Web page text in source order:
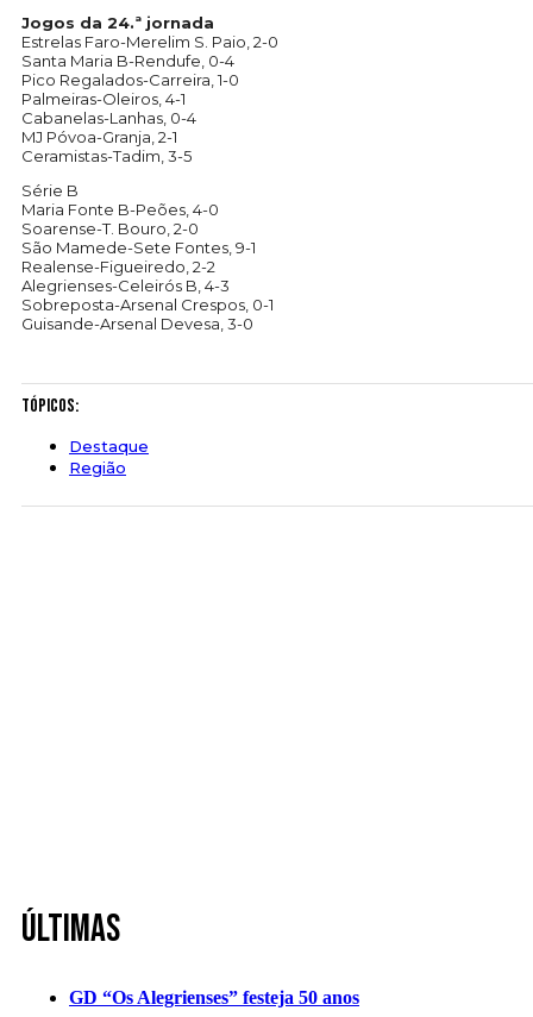
Jogos da 24.ª jornada
Estrelas Faro-Merelim S. Paio, 2-0
Santa Maria B-Rendufe, 0-4
Pico Regalados-Carreira, 1-0
Palmeiras-Oleiros, 4-1
Cabanelas-Lanhas, 0-4
MJ Póvoa-Granja, 2-1
Ceramistas-Tadim, 3-5
Série B
Maria Fonte B-Peões, 4-0
Soarense-T. Bouro, 2-0
São Mamede-Sete Fontes, 9-1
Realense-Figueiredo, 2-2
Alegrienses-Celeirós B, 4-3
Sobreposta-Arsenal Crespos, 0-1
Guisande-Arsenal Devesa, 3-0
Tópicos:
Destaque
Região
Últimas
GD “Os Alegrienses” festeja 50 anos